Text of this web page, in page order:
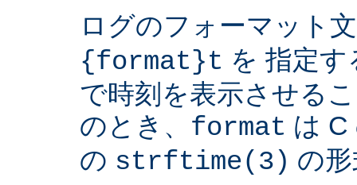
ログのフォーマット
{format}t を 指定
で時刻を表示させる
のとき、 format は C
の strftime(3) の